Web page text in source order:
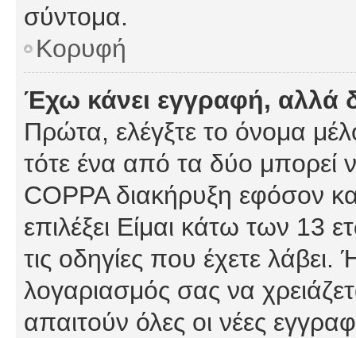
σύντομα.
Κορυφή
Έχω κάνει εγγραφή,
Πρώτα, ελέγξτε το όνομα
τότε ένα από τα δύο μπορεί
COPPA διακήρυξη εφόσον
επιλέξει Είμαι κάτω των 13
τις οδηγίες που έχετε λάβει.
λογαριασμός σας να
απαιτούν όλες οι νέες